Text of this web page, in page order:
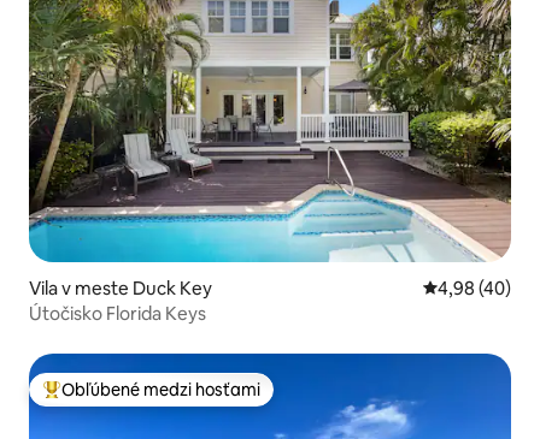
Vila v meste Duck Key Priemerné
4,98 (40)
Útočisko Florida Keys
Najobľúbenejšie medzi hosťami
Obľúbené medzi hosťami